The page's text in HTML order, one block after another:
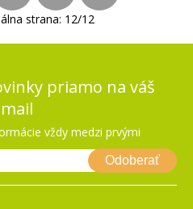
strana: 12/12
priamo na váš
vždy medzi prvými
Odoberať